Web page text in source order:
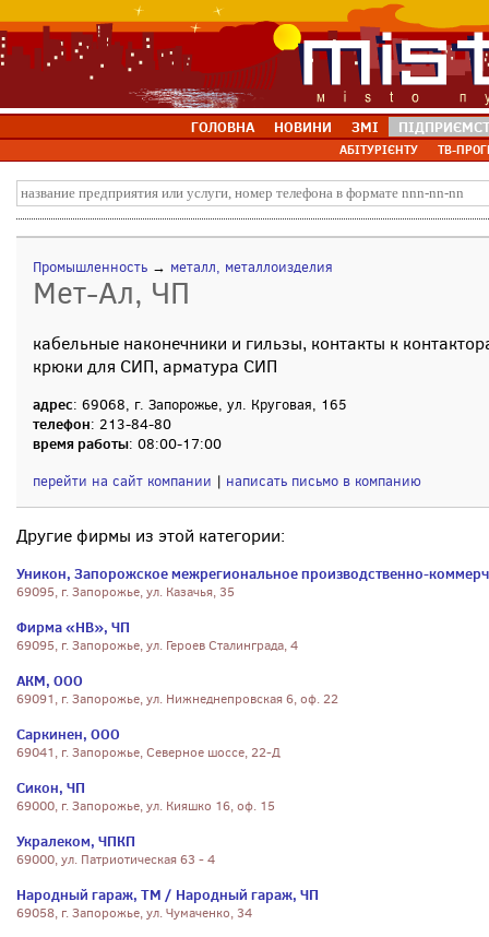
ГОЛОВНА НОВИНИ ЗМІ
АБІТУРІЄНТУ ТВ-
Промышленность → металл, металлоизделия
Мет-Ал, ЧП
кабельные наконечники и гильзы, контакты к
крюки для СИП, арматура СИП
адрес: 69068, г. Запорожье, ул. Круговая, 165
телефон: 213-84-80
время работы: 08:00-17:00
перейти на сайт компании | написать письмо в компанию
Другие фирмы из этой категории:
Уникон, Запорожское межрегиональное производственно-
69095, г. Запорожье, ул. Казачья, 35
Фирма «НВ», ЧП
69095, г. Запорожье, ул. Героев Сталинграда, 4
АКМ, ООО
69091, г. Запорожье, ул. Нижнеднепровская 6, оф. 22
Саркинен, ООО
69041, г. Запорожье, Северное шоссе, 22-Д
Сикон, ЧП
69000, г. Запорожье, ул. Кияшко 16, оф. 15
Укралеком, ЧПКП
69000, ул. Патриотическая 63 - 4
Народный гараж, ТМ / Народный гараж, ЧП
69058, г. Запорожье, ул. Чумаченко, 34